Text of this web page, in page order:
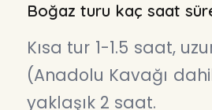
Boğaz turu kaç saat
Kısa tur 1-1.5 saat,
(Anadolu Kavağı
yaklaşık 2 saat.